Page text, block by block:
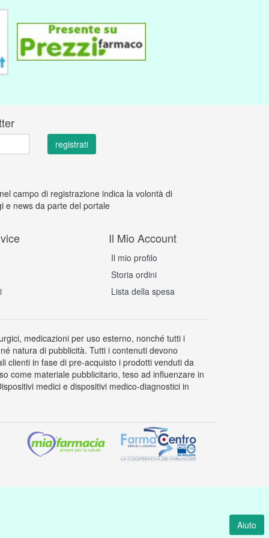
campo di registrazione indica la volontà di
e news da parte del portale
Il Mio Account
Il mio profilo
Storia ordini
Lista della spesa
medicazioni per uso esterno, nonché tutti i
natura di pubblicità. Tutti i contenuti devono
clienti in fase di pre-acquisto i prodotti venduti da
come materiale pubblicitario, teso ad influenzare in
medici e dispositivi medico-diagnostici in